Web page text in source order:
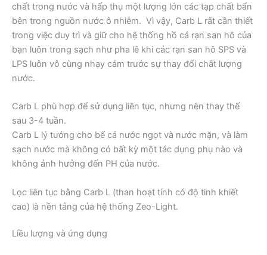
chất trong nước và hấp thụ một lượng lớn các tạp chất bẩn
bên trong nguồn nước ô nhiễm. Vì vậy, Carb L rất cần thiết
trong việc duy trì và giữ cho hệ thống hồ cá rạn san hô của
bạn luôn trong sạch như pha lê khi các rạn san hô SPS và
LPS luôn vô cùng nhạy cảm trước sự thay đổi chất lượng
nước.
Carb L phù hợp để sử dụng liên tục, nhưng nên thay thế
sau 3-4 tuần.
Carb L lý tưởng cho bể cá nước ngọt và nước mặn, và làm
sạch nước mà không có bất kỳ một tác dụng phụ nào và
không ảnh hưởng đến PH của nước.
Lọc liên tục bằng Carb L (than hoạt tính có độ tinh khiết
cao) là nền tảng của hệ thống Zeo-Light.
Liều lượng và ứng dụng